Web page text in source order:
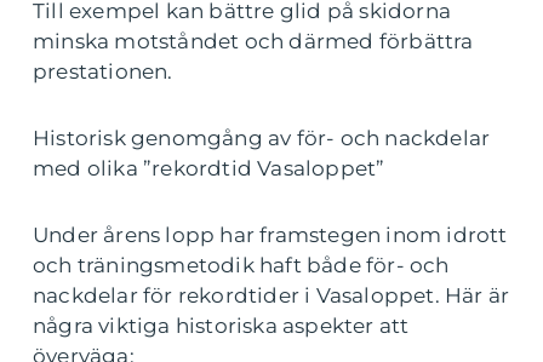
Till exempel kan bättre glid på skidorna
minska motståndet och därmed förbättra
prestationen.
Historisk genomgång av för- och nackdelar
med olika ”rekordtid Vasaloppet”
Under årens lopp har framstegen inom idrott
och träningsmetodik haft både för- och
nackdelar för rekordtider i Vasaloppet. Här är
några viktiga historiska aspekter att
överväga: